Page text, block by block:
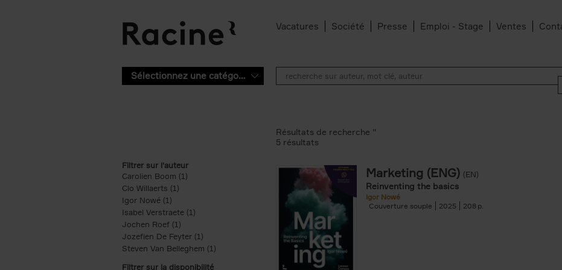
Vacatures Société Presse Emploi - Stage Ventes
Sélectionnez une catégorie
Filtrer sur l'auteur
Carolien Boom (1)
Clo Willaerts (1)
Igor Nowé (1)
Isabel Verstraete (1) Apply Isabel Verstraete filter
Jochen Roef (1)
Jozefien De Feyter (1) Apply Jozefien De Feyter filter
Steven Van Belleghem (1) Apply Steven Van Belleghem filter
Filtrer sur la disponibilité
Résultats de recherche ''
5 résultats
Marketing (ENG) (EN)
Reinventing the basics
Igor Nowé
Couverture souple
2025 208